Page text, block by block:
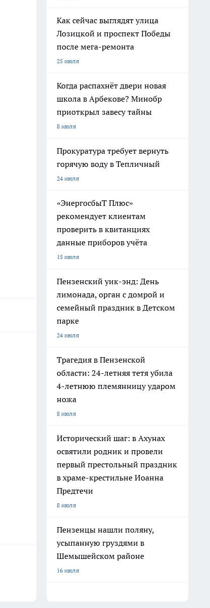
Как сейчас выглядят улица
Лозицкой и проспект Победы
после мега-ремонта
25 июля
Когда распахнёт двери новая
школа в Арбекове? Минобр
приоткрыл завесу тайны
8 июля
Прокуратура требует вернуть
горячую воду в Тепличный
24 июля
«ЭнергосбыТ Плюс»
рекомендует клиентам
проверить в квитанциях
данные приборов учёта
15 июля
Пензенский уик-энд: День
лимонада, орган с домрой и
семейный праздник в Детском
парке
24 июля
Трагедия в Пензенской
области: 24-летняя тетя убила
4-летнюю племянницу ударом
ножа
8 июля
Исторический шаг: в Ахунах
освятили родник и провели
первый престольный праздник
в храме-крестильне Иоанна
Предтечи
8 июля
Пензенцы нашли поляну,
усыпанную груздями в
Шемышейском районе
16 июля